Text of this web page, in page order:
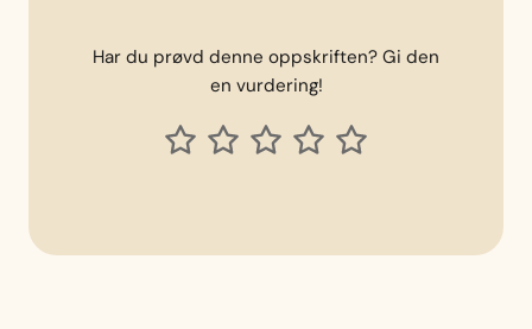
Har du prøvd denne oppskriften? Gi den
en vurdering!